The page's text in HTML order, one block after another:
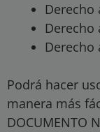
Derecho
Derecho
Podrá hacer
manera más
DOCUMENTO